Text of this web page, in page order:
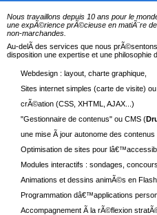
Nous travaillons depuis 10 ans pour le
une expÃ©rience prÃ©cieuse en matiÃ¨re
non-marchandes.
Au-delÃ des services que nous
disposition une expertise et une philosophie
Webdesign : layout, charte graphique,
Sites internet simples (carte de visite)
crÃ©ation (CSS, XHTML, AJAX...)
"Gestionnaire de contenus" ou CMS (
une mise Ã jour autonome des
Optimisation de sites pour
Modules interactifs : sondages,
Animations et dessins animÃ©s en Flash
Programmation dâ€™applications
Accompagnement Ã la rÃ©flexion